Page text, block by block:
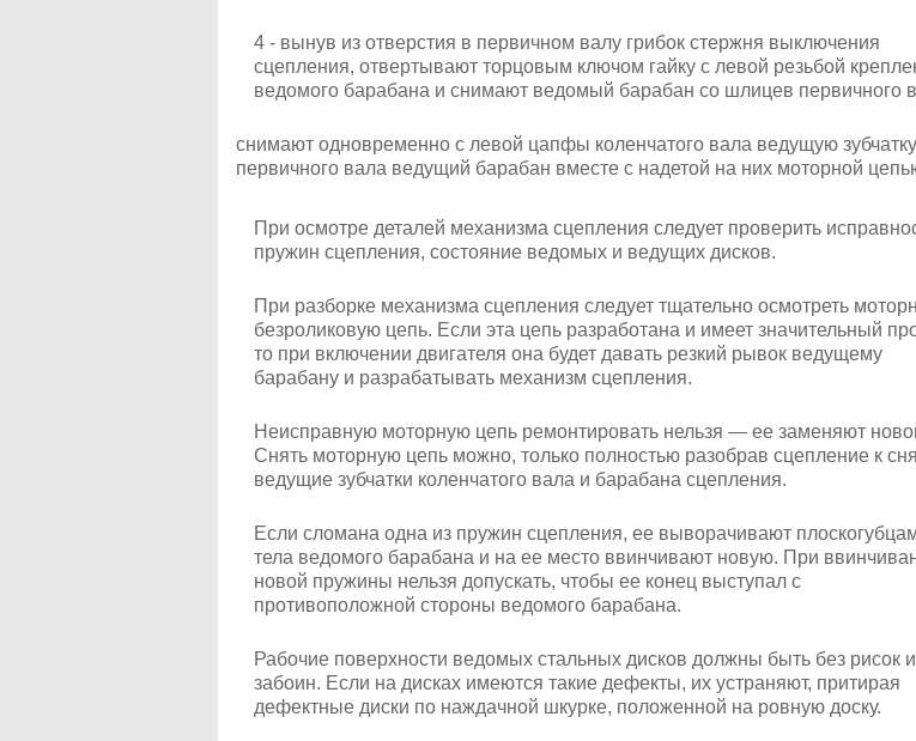
4 - вынув из отверстия в первичном валу грибок стержня выключения
сцепления, отвертывают торцовым ключом гайку с левой резьбой
ведомого барабана и снимают ведомый барабан со шлицев первичного
снимают одновременно с левой цапфы коленчатого вала ведущую
первичного вала ведущий барабан вместе с надетой на них моторной
При осмотре деталей механизма сцепления следует проверить
пружин сцепления, состояние ведомых и ведущих дисков.
При разборке механизма сцепления следует тщательно осмотреть
безроликовую цепь. Если эта цепь разработана и имеет значительный
то при включении двигателя она будет давать резкий рывок ведущему
барабану и разрабатывать механизм сцепления.
Неисправную моторную цепь ремонтировать нельзя — ее заменяют
Снять моторную цепь можно, только полностью разобрав сцепление к
ведущие зубчатки коленчатого вала и барабана сцепления.
Если сломана одна из пружин сцепления, ее выворачивают
тела ведомого барабана и на ее место ввинчивают новую. При
новой пружины нельзя допускать, чтобы ее конец выступал с
противоположной стороны ведомого барабана.
Рабочие поверхности ведомых стальных дисков должны быть без рисок и
забоин. Если на дисках имеются такие дефекты, их устраняют, притирая
дефектные диски по наждачной шкурке, положенной на ровную доску.